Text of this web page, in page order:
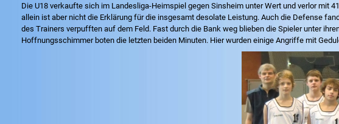
Die U18 verkaufte sich im Landesliga-Heimspiel gegen Sinsheim unter Wert und verlor mit
allein ist aber nicht die Erklärung für die insgesamt desolate Leistung. Auch die Defense
des Trainers verpufften auf dem Feld. Fast durch die Bank weg blieben die Spieler unter
Hoffnungsschimmer boten die letzten beiden Minuten. Hier wurden einige Angriffe mit